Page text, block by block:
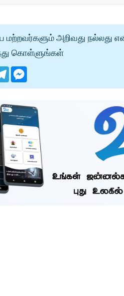
அறிவது நல்லது
கொள்ளுங்கள்
Telegram